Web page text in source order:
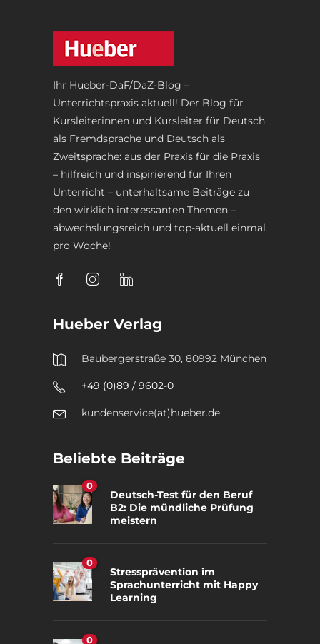
Ihr Hueber-DaF/DaZ-Blog –
Unterrichtspraxis aktuell! Der Blog für
Kursleiterinnen und Kursleiter für Deutsch
als Fremdsprache und Deutsch als
Zweitsprache: aus der Praxis für die Praxis
– hilfreich und inspirierend für Ihren
Unterricht – unterhaltsame Beiträge zu
den wirklich interessanten Themen –
abwechslungsreich und top-aktuell einmal
pro Woche!
Hueber Verlag
Baubergerstraße 30, 80992 München
+49 (0)89 / 9602-0
kundenservice(at)hueber.de
Beliebte Beiträge
0
Deutsch-Test für den Beruf
B2: Die mündliche Prüfung
meistern
0
Stressprävention im
Sprachunterricht mit Happy
Learning
0